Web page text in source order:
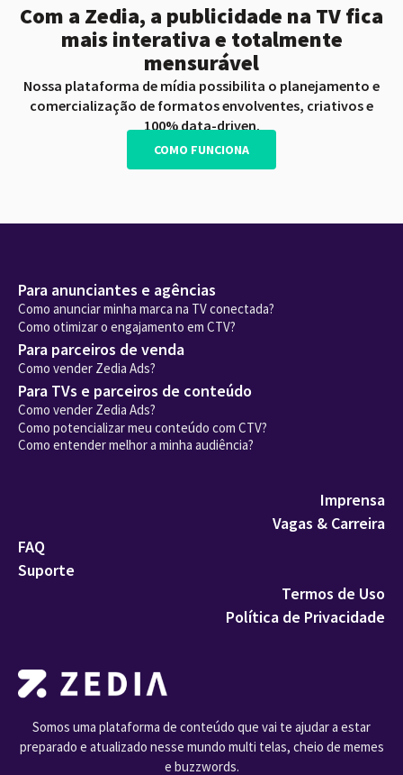
Com a Zedia, a publicidade na TV fica
mais interativa e totalmente
mensurável
Nossa plataforma de mídia possibilita o planejamento e
comercialização de formatos envolventes, criativos e
100% data-driven.
COMO FUNCIONA
Somos uma plataforma de conteúdo que vai te ajudar a estar
preparado e atualizado nesse mundo multi telas, cheio de memes
e buzzwords.
Para anunciantes e agências
Como anunciar minha marca na TV conectada?
Como otimizar o engajamento em CTV?
Para parceiros de venda
Como vender Zedia Ads?
Para TVs e parceiros de conteúdo
Como vender Zedia Ads?
Como potencializar meu conteúdo com CTV?
Como entender melhor a minha audiência?
Imprensa
Vagas & Carreira
FAQ
Suporte
Termos de Uso
Política de Privacidade